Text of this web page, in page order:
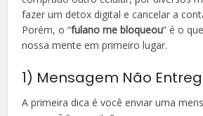
fazer um detox digital e cancelar a
Porém, o “fulano me bloqueou” é o
nossa mente em primeiro lugar.
1) Mensagem Não
A primeira dica é você enviar uma